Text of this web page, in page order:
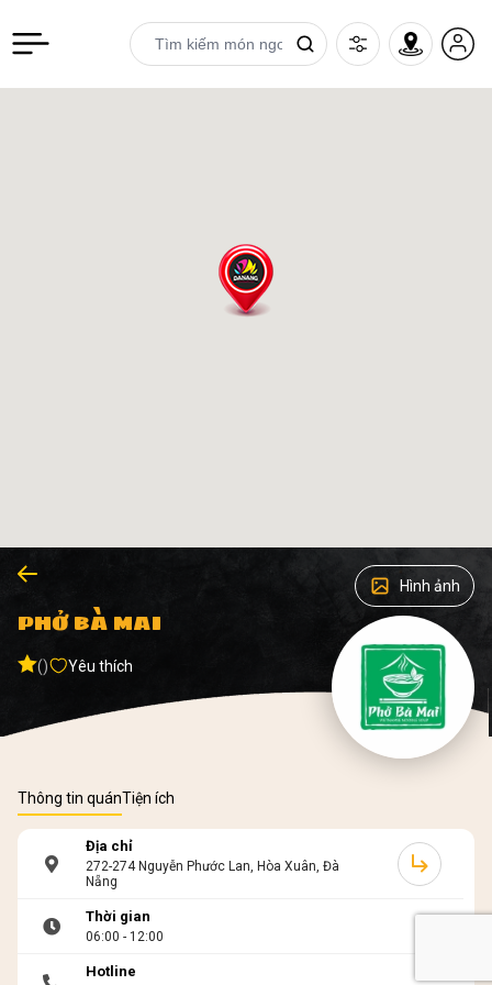
Hình ảnh
PHỞ BÀ MAI
() Yêu thích
Thông tin quánTiện ích
Địa chỉ
272-274 Nguyễn Phước Lan, Hòa Xuân, Đà
Nẵng
Thời gian
06:00 - 12:00
Hotline